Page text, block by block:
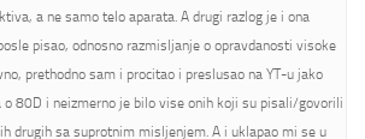
a ne samo telo aparata. A drugi razlog je i ona
pisao, odnosno razmisljanje o opravdanosti visoke
prethodno sam i procitao i preslusao na YT-u jako
o 80D i neizmerno je bilo vise onih koji su pisali/govorili
drugih sa suprotnim misljenjem. A i uklapao mi se u